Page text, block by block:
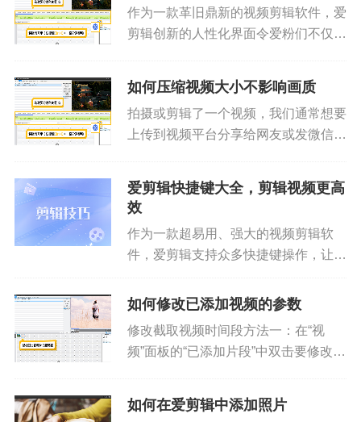
作为一款革旧鼎新的视频剪辑软件，爱
剪辑创新的人性化界面令爱粉们不仅能
度、运行速度也使爱粉们视频剪辑过程
更加快速、得心应手！按照如下步...
如何压缩视频大小不影响画质
拍摄或剪辑了一个视频，我们通常想要
上传到视频平台分享给网友或发微信分
做到不影响画质呢？下面就跟着小爱了
解压缩视频大小又不影响画质的秘...
爱剪辑快捷键大全，剪辑视频更高
效
作为一款超易用、强大的视频剪辑软
件，爱剪辑支持众多快捷键操作，让爱
打造精美视频！小爱已经帮大家整理好
学习和收藏吧！通用Tab&nbs...
如何修改已添加视频的参数
修改截取视频时间段方法一：在“视
频”面板的“已添加片段”中双击要修改的
改。图1：双击视频片段缩略图图2：
如何在爱剪辑中添加照片